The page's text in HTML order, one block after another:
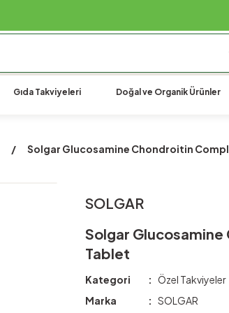
990 TL Üzeri Ücretsiz Kargo990 TL
Gıda Takviyeleri Doğal ve Organik Ürünler
Solgar Glucosamine Chondroitin
SOLGAR
Solgar
Tablet
Kategori
Özel Takviyeler
Marka
SOLGAR